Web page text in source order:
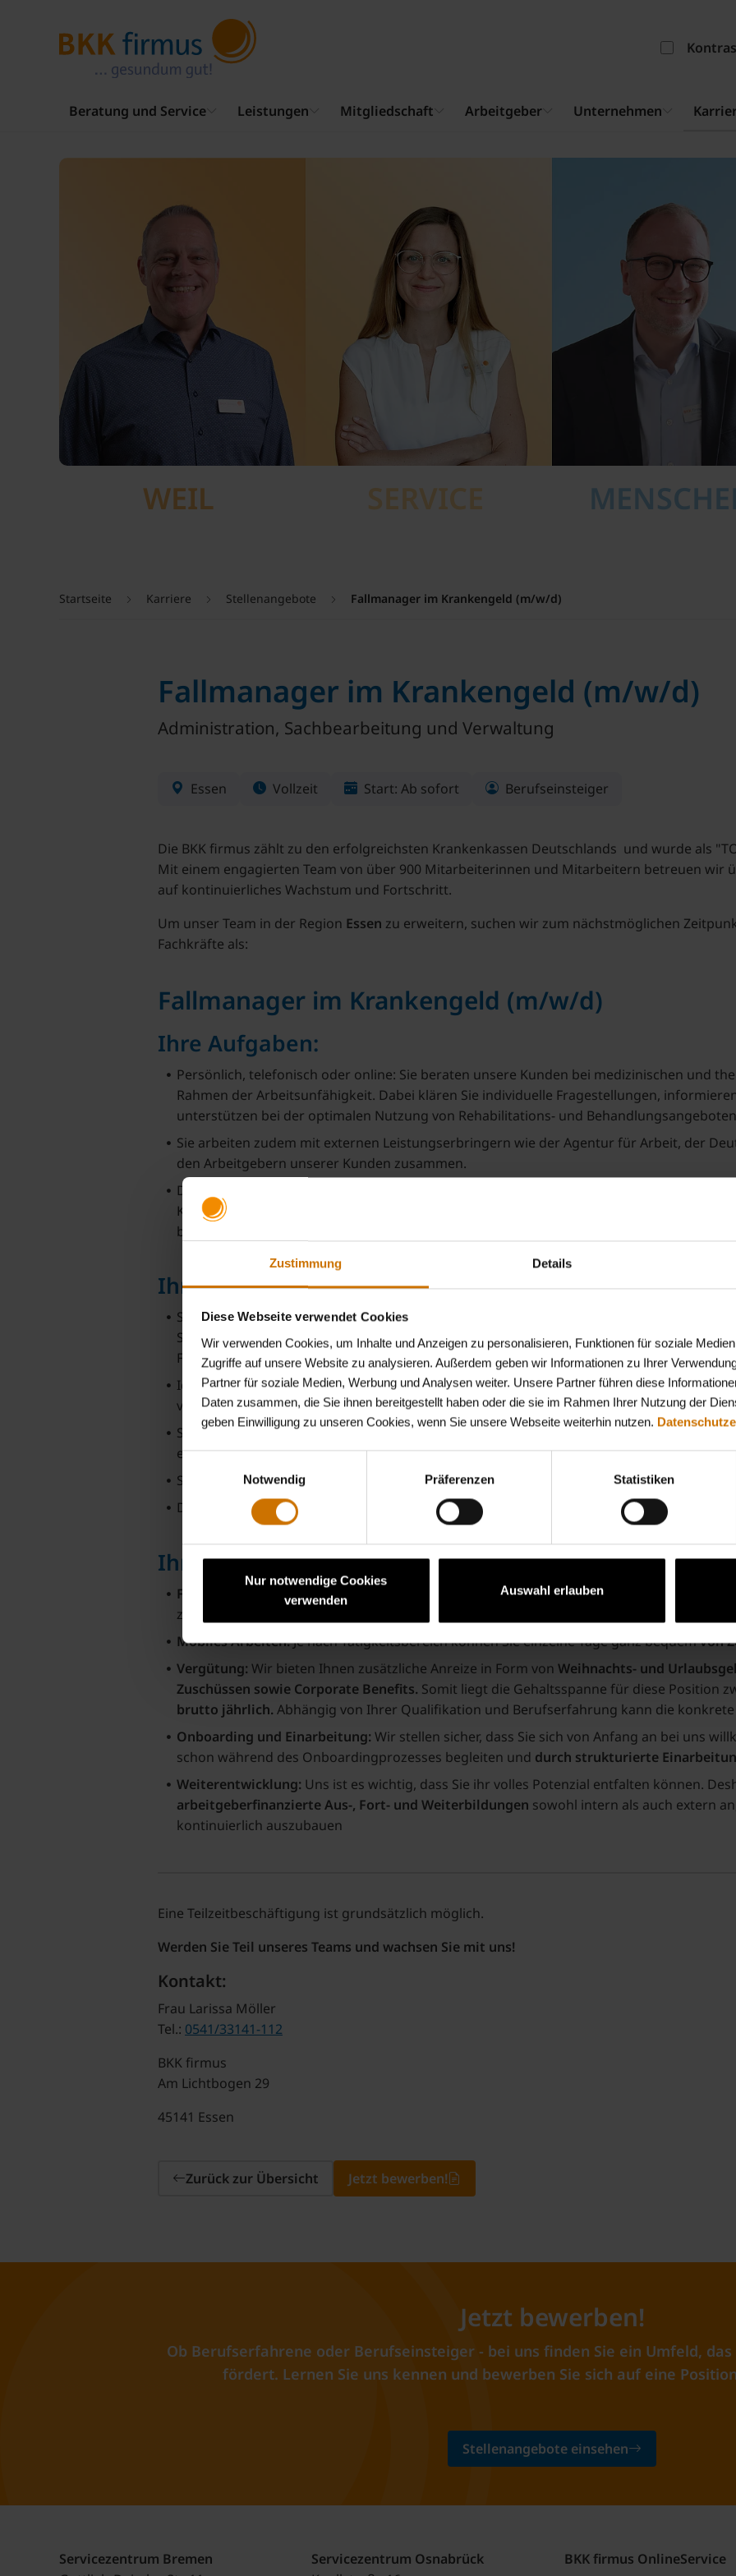
Zustimmung Details
Diese Webseite verwendet Cookies
Wir verwenden Cookies, um Inhalte und Anzeigen zu personalisieren, Funktionen für soziale
Zugriffe auf unsere Website zu analysieren. Außerdem geben wir Informationen zu Ihrer
Partner für soziale Medien, Werbung und Analysen weiter. Unsere Partner führen diese
Daten zusammen, die Sie ihnen bereitgestellt haben oder die sie im Rahmen Ihrer Nutzung der
geben Einwilligung zu unseren Cookies, wenn Sie unsere Webseite weiterhin nutzen.
Einwilligungsauswahl
Notwendig
Präferenzen Statistiken
Nur notwendige Cookies
verwenden
Auswahl erlauben
Beratung und Service Leistungen Mitgliedschaft Arbeitgeber Unternehmen
WEIL SERVICE
Startseite Karriere Stellenangebote Fallmanager im Krankengeld (m/w/d)
Fallmanager im Krankengeld (m/w/d)
Administration, Sachbearbeitung und Verwaltung
Essen Vollzeit Start: Ab sofort Berufseinsteiger
Die BKK firmus zählt zu den erfolgreichsten Krankenkassen Deutschlands und wurde als
Mit einem engagierten Team von über 900 Mitarbeiterinnen und Mitarbeitern betreuen wir
auf kontinuierliches Wachstum und Fortschritt.
Um unser Team in der Region Essen zu erweitern, suchen wir zum nächstmöglichen
Fachkräfte als:
Fallmanager im Krankengeld (m/w/d)
Ihre Aufgaben:
Persönlich, telefonisch oder online: Sie beraten unsere Kunden bei medizinischen und
Rahmen der Arbeitsunfähigkeit. Dabei klären Sie individuelle Fragestellungen,
unterstützen bei der optimalen Nutzung von Rehabilitations- und
Sie arbeiten zudem mit externen Leistungserbringern wie der Agentur für Arbeit, der
den Arbeitgebern unserer Kunden zusammen.
Durch Ihr fachkundiges Engagement tragen Sie zu einem effizienten
Kundeninteressen bei. Ihr Ziel ist es, eine schnelle und nachhaltige Rückkehr in den
bestmögliche Betreuung unserer Kunden zu gewährleisten.
Ihr Profil:
Sie haben eine abgeschlossene Ausbildung und/oder Studium im Gesundheitswesen (z.B.
Sozialversicherungsfachangestellte/r, Kaufmann / Kauffrau im Gesundheitswesen,
Fachangestellte/r oder eine vergleichbare Qualifikation).
Idealerweise konnten Sie bereits einschlägige Berufserfahrung im Bereich Krankengeld,
vergleichbaren Beratungsumfeld sammeln.
Sie verfügen über medizinische Grundkenntnisse und sind bereit, sich in
einzuarbeiten.
Sie haben eine positive Ausstrahlung und können sich auf unterschiedliche
Der Umgang mit allen MS-Office-Produkten ist für Sie selbstverständlich.
Ihre BKK Mehrwerte:
Flexibilität und Gleitzeit:Bei uns haben Sie die Möglichkeit, Ihre Arbeitszeit innerhalb
zu gestalten – Im Rahmen der Gleitzeitregelung auch mit der Option, die Stunden auf
Mobiles Arbeiten:Je nach Tätigkeitsbereich können Sie einzelne Tage ganz bequemvon
Vergütung: Wir bieten Ihnen zusätzliche Anreize in Form vonWeihnachts- und
Zuschüssen sowie Corporate Benefits. Somit liegt die Gehaltsspanne für diese Position
brutto jährlich. Abhängig von Ihrer Qualifikation und Berufserfahrung kann die
Onboarding und Einarbeitung: Wir stellen sicher, dass Sie sich von Anfang an bei uns
schon während des Onboardingprozesses begleiten und durch strukturierte
Weiterentwicklung: Uns ist es wichtig, dass Sie ihr volles Potenzial entfalten können.
arbeitgeberfinanzierte Aus-, Fort- und Weiterbildungen sowohl intern als auch extern
kontinuierlich auszubauen
Eine Teilzeitbeschäftigung ist grundsätzlich möglich.
Werden Sie Teil unseres Teams und wachsen Sie mit uns!
Kontakt:
Frau Larissa Möller
Tel.: 0541/33141-112
BKK firmus
Am Lichtbogen 29
45141 Essen
Zurück zur Übersicht Jetzt bewerben!
Jetzt bewerben!
Ob Berufserfahrene oder Berufseinsteiger - bei uns finden Sie ein Umfeld,
fördert. Lernen Sie uns kennen und bewerben Sie sich auf eine
Stellenangebote einsehen
Servicezentrum Bremen
Servicezentrum Osnabrück
BKK firmus OnlineService